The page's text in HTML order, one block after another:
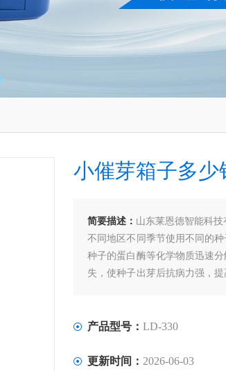
小催芽箱子多少
简要描述： 山东莱恩德智能科
不同地区不同季节使用不同的
种子的蛋白酶等化学物质迅速
失，使种子出芽后抗病力强，
产品型号： LD-330
更新时间： 2026-06-03